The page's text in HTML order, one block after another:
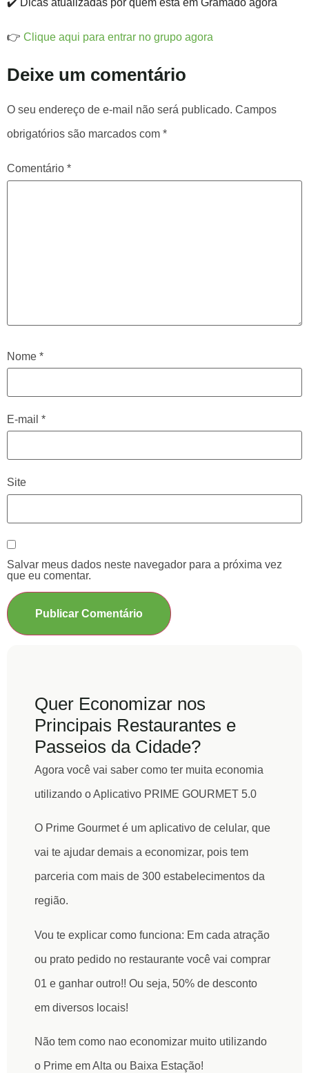
✔️ Dicas atualizadas por quem está em Gramado agora
👉 Clique aqui para entrar no grupo agora
Deixe um comentário
O seu endereço de e-mail não será publicado. Campos
obrigatórios são marcados com *
Comentário *
Nome *
E-mail *
Site
Salvar meus dados neste navegador para a próxima vez
que eu comentar.
Quer Economizar nos
Principais Restaurantes e
Passeios da Cidade?
Agora você vai saber como ter muita economia
utilizando o Aplicativo PRIME GOURMET 5.0
O Prime Gourmeté um aplicativo de celular, que
vai te ajudar demais a economizar, pois tem
parceria com mais de 300 estabelecimentos da
região.
Vou te explicar como funciona: Em cada atração
ou prato pedido no restaurante você vai comprar
01 e ganhar outro!! Ou seja, 50% de desconto
em diversos locais!
Não tem como nao economizar muito utilizando
o Prime em Alta ou Baixa Estação!